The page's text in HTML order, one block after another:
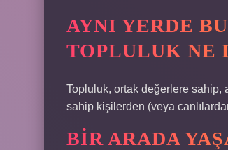
AYNI YERDE
TOPLULUK NE
Topluluk, ortak değerlere sahip,
sahip kişilerden (veya
BIR ARADA